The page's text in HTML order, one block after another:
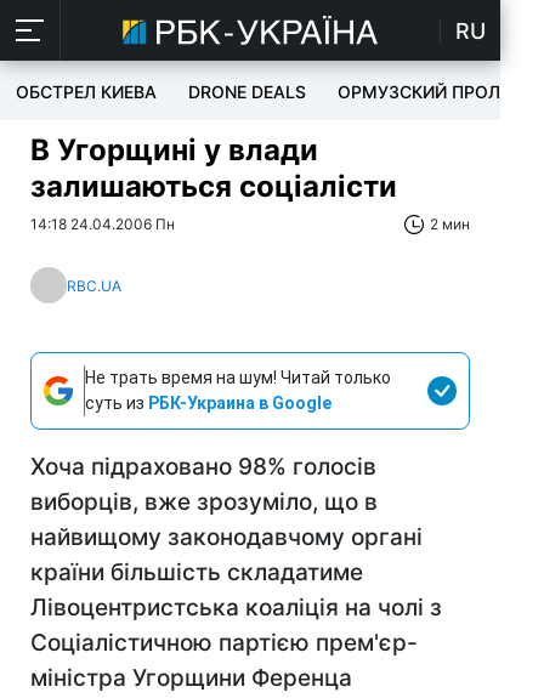
RU
ОБСТРЕЛ КИЕВА DRONE DEALS ОРМУЗСКИЙ ПРОЛИВ
В Угорщині у влади
залишаються соціалісти
14:18 24.04.2006 Пн 2 мин
RBC.UA
Не трать время на шум! Читай только
суть из РБК-Украина в Google
Хоча підраховано 98% голосів
виборців, вже зрозуміло, що в
найвищому законодавчому органі
країни більшість складатиме
Лівоцентристська коаліція на чолі з
Соціалістичною партією прем'єр-
міністра Угорщини Ференца